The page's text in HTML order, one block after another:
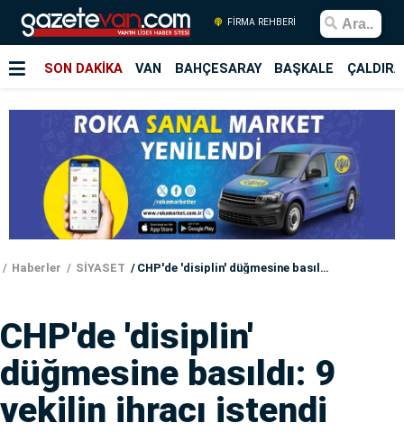
FİRMA REHBERİ
SON DAKİKA VAN BAHÇESARAY BAŞKALE
Haberler SİYASET CHP'de 'disiplin' düğmesine basıldı: 9 vekilin ihracı istendi
CHP'de 'disiplin'
düğmesine basıldı: 9
vekilin ihracı istendi